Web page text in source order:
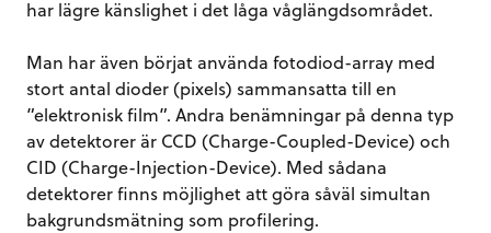
har lägre känslighet i det låga våglängdsområdet.
Man har även börjat använda fotodiod-array med
stort antal dioder (pixels) sammansatta till en
”elektronisk film”. Andra benämningar på denna typ
av detektorer är CCD (Charge-Coupled-Device) och
CID (Charge-Injection-Device). Med sådana
detektorer finns möjlighet att göra såväl simultan
bakgrundsmätning som profilering.